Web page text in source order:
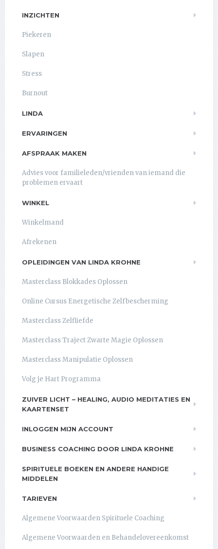
INZICHTEN
Piekeren
Slapen
Stress
Burnout
LINDA
ERVARINGEN
AFSPRAAK MAKEN
Advies voor familieleden/vrienden van iemand die
problemen ervaart
WINKEL
Winkelmand
Afrekenen
OPLEIDINGEN VAN LINDA KROHNE
Masterclass Blokkades Oplossen
Online Cursus Energetische Zelfbescherming
Masterclass Zelfliefde
Masterclass Traject Zwarte Magie Oplossen
Masterclass Manipulatie Oplossen
Volg je Hart Programma
ZUIVER LICHT – HEALING, AUDIO MEDITATIES EN
KAARTENSET
INLOGGEN MIJN ACCOUNT
BUSINESS COACHING DOOR LINDA KROHNE
SPIRITUELE BOEKEN EN ANDERE HANDIGE
MIDDELEN
TARIEVEN
Algemene Voorwaarden Spirituele Coaching
Algemene Voorwaarden en Behandelovereenkomst